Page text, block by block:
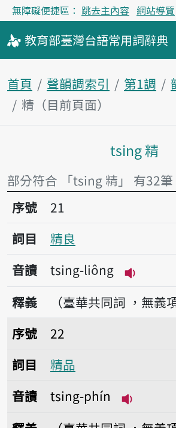
無障礙便捷區： 跳去主內容 網站導覽
教育部臺灣台語常用詞辭典
首頁 聲韻調索引 第1調
精（目前頁面）
主內容
tsing 精
部分符合 「tsing 精」 有32筆
序號21精良
序號
21
詞目
精良
音讀
tsing-liông
播放音
釋義
（臺華共同詞 ，無義項
序號22精品
序號
22
詞目
精品
音讀
tsing-phín